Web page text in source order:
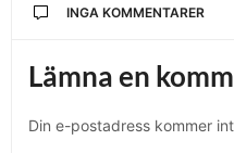
INGA KOMMENTARER
Lämna en
Din e-postadress kommer